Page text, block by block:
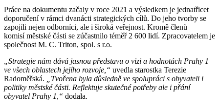
Práce na dokumentu začaly v roce 2021 a výsledkem je jednatřicet
doporučení v rámci dvanácti strategických cílů. Do jeho tvorby se
zapojili nejen odborníci, ale i široká veřejnost. Kromě členů
komisí městské části se zúčastnilo téměř 2 600 lidí. Zpracovatelem je
společnost M. C. Triton, spol. s r.o.
„Strategie nám dává jasnou představu o vizi a hodnotách Prahy 1
ve všech oblastech jejího rozvoje,“ uvedla starostka Terezie
Radoměřská.
„Tvořena byla důsledně ve spolupráci s obyvateli i
politiky městské části. Reflektuje skutečné potřeby ale i přání
obyvatel Prahy 1,“ dodala.